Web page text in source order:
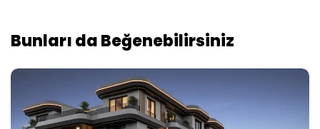
Bunları da Beğenebilirsiniz